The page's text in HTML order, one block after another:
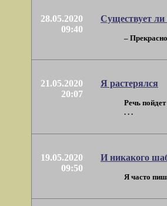
28.05.2020
09:40
Существует ли
–
21.05.2020
20:07
Я растерялся
Речь
. . .
19.05.2020
09:50
И никакого
Я часто